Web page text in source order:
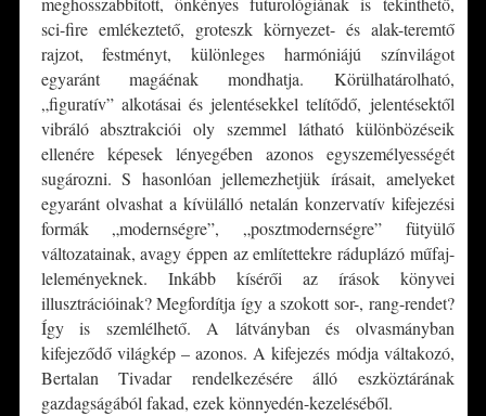
sci-fire emlékeztető, groteszk környezet- és alak-teremtő
rajzot, festményt, különleges harmóniájú színvilágot
egyaránt magáénak mondhatja. Körülhatárolható,
„figuratív” alkotásai és jelentésekkel telítődő, jelentésektől
vibráló absztrakciói oly szemmel látható különbözéseik
ellenére képesek lényegében azonos egyszemélyességét
sugározni. S hasonlóan jellemezhetjük írásait, amelyeket
egyaránt olvashat a kívülálló netalán konzervatív kifejezési
formák „modernségre”, „posztmodernségre” fütyülő
változatainak, avagy éppen az említettekre ráduplázó műfaj-
leleményeknek. Inkább kísérői az írások könyvei
illusztrációinak? Megfordítja így a szokott sor-, rang-rendet?
Így is szemlélhető. A látványban és olvasmányban
kifejeződő világkép – azonos. A kifejezés módja váltakozó,
Bertalan Tivadar rendelkezésére álló eszköztárának
gazdagságából fakad, ezek könnyedén-kezeléséből.